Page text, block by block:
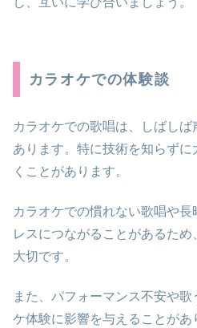
カラオケでの体験談
カラオケでの歌唱は、しばし
あります。特に技術を知らず
くことがあります。
カラオケでの慣れない歌唱や長
レスにつながることがあるた
大切です。
また、パフォーマンス不安や
ケ体験に影響を与えることがあ